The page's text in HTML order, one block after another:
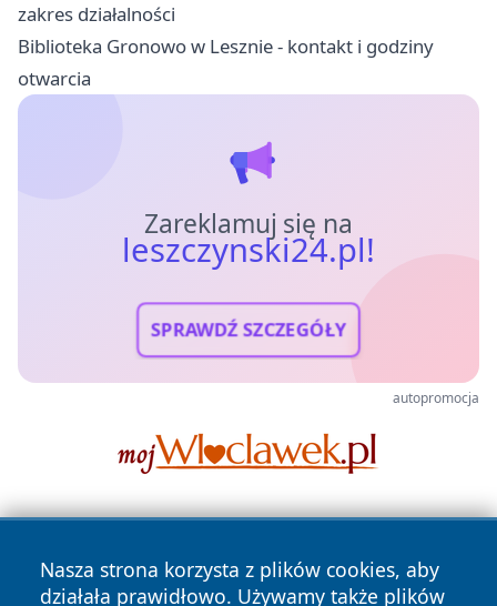
zakres działalności
Biblioteka Gronowo w Lesznie - kontakt i godziny
otwarcia
Zareklamuj się na
leszczynski24.pl!
SPRAWDŹ SZCZEGÓŁY
autopromocja
Nasza strona korzysta z plików cookies, aby
działała prawidłowo. Używamy także plików